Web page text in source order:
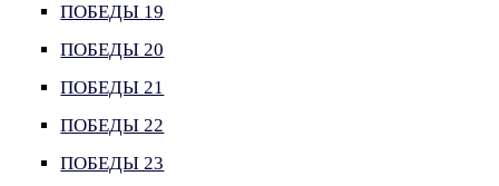
ПОБЕДЫ 19
ПОБЕДЫ 20
ПОБЕДЫ 21
ПОБЕДЫ 22
ПОБЕДЫ 23